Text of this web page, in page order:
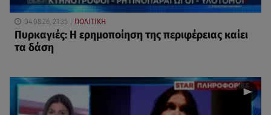
04.08.26, 21:35 ΠΟΛΙΤΙΚΗ
Πυρκαγιές: Η ερημοποίηση της περιφέρειας καίει
τα δάση